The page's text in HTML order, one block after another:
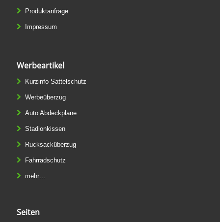
Produktanfrage
Impressum
Werbeartikel
Kurzinfo Sattelschutz
Werbeüberzug
Auto Abdeckplane
Stadionkissen
Rucksacküberzug
Fahrradschutz
mehr…
Seiten